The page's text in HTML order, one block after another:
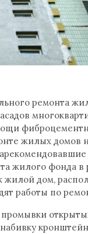
ремонта
жилых домов
жилого фонда
жилой дом,
работы по